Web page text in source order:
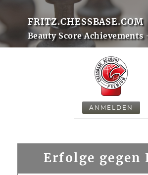
FRITZ.CHESSBASE.COM
Beauty Score
ANMELDEN
Erfolge gegen